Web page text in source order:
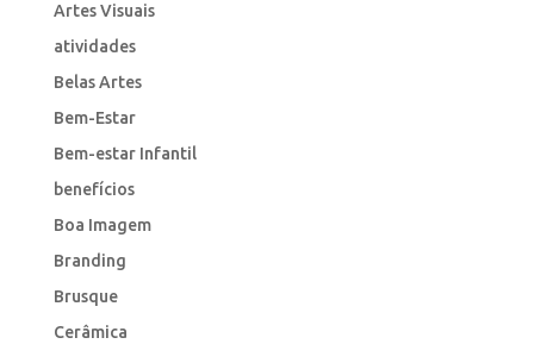
Artes Visuais
atividades
Belas Artes
Bem-Estar
Bem-estar Infantil
benefícios
Boa Imagem
Branding
Brusque
Cerâmica